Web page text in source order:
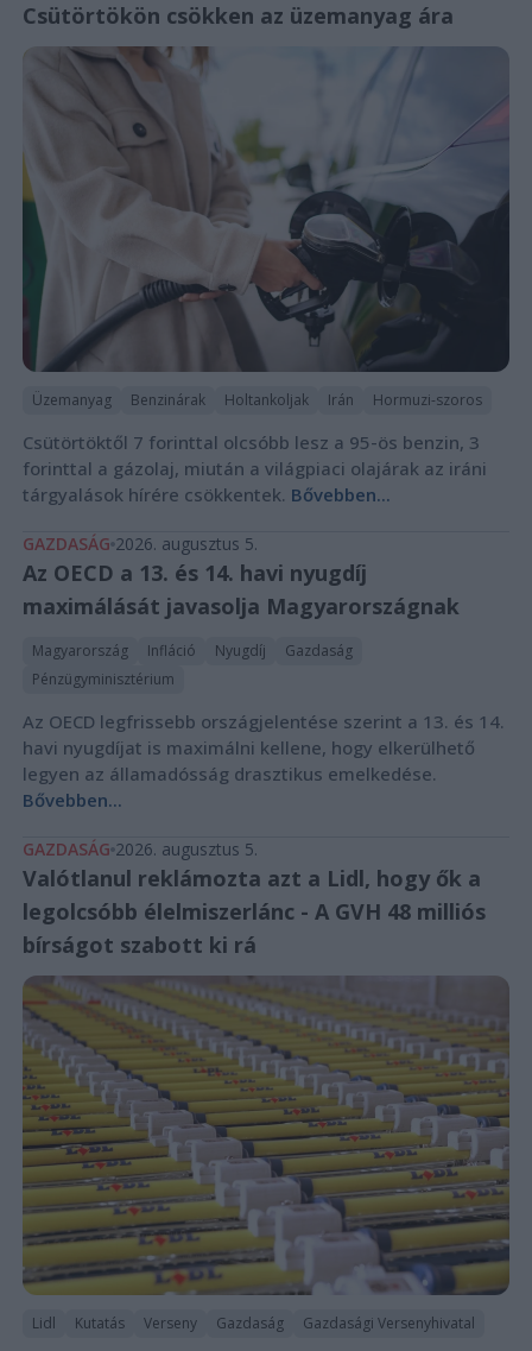
Csütörtökön csökken az üzemanyag ára
Üzemanyag Benzinárak Holtankoljak Irán Hormuzi-szoros
Csütörtöktől 7 forinttal olcsóbb lesz a 95-ös benzin, 3
forinttal a gázolaj, miután a világpiaci olajárak az iráni
tárgyalások hírére csökkentek. Bővebben...
GAZDASÁG 2026. augusztus 5.
Az OECD a 13. és 14. havi nyugdíj
maximálását javasolja Magyarországnak
Magyarország Infláció Nyugdíj
Gazdaság
Pénzügyminisztérium
Az OECD legfrissebb országjelentése szerint a 13. és 14.
havi nyugdíjat is maximálni kellene, hogy elkerülhető
legyen az államadósság drasztikus emelkedése.
Bővebben...
GAZDASÁG 2026. augusztus 5.
Valótlanul reklámozta azt a Lidl, hogy ők a
legolcsóbb élelmiszerlánc - A GVH 48 milliós
bírságot szabott ki rá
Lidl Kutatás Verseny Gazdaság Gazdasági Versenyhivatal